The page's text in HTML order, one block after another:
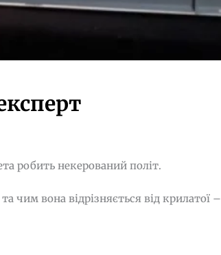
робить некерований політ.
чим вона відрізняється від крилатої –